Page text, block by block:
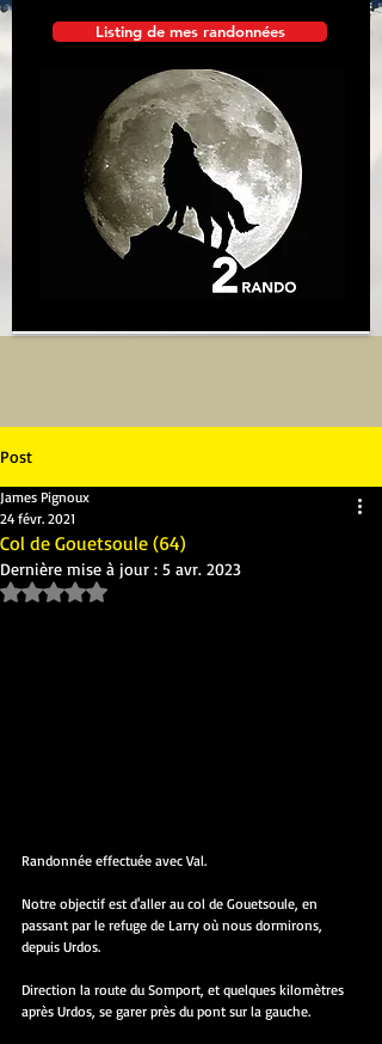
Listing de mes randonnées
Post
Col de Gouetsoule (64)
James Pignoux
24 févr. 2021
Dernière mise à jour : 5 avr. 2023
Noté NaN étoiles sur 5.
Randonnée effectuée avec Val.
Notre objectif est d'aller au col de Gouetsoule, en
passant par le refuge de Larry où nous dormirons,
depuis Urdos.
Direction la route du Somport, et quelques kilomètres
après Urdos, se garer près du pont sur la gauche.